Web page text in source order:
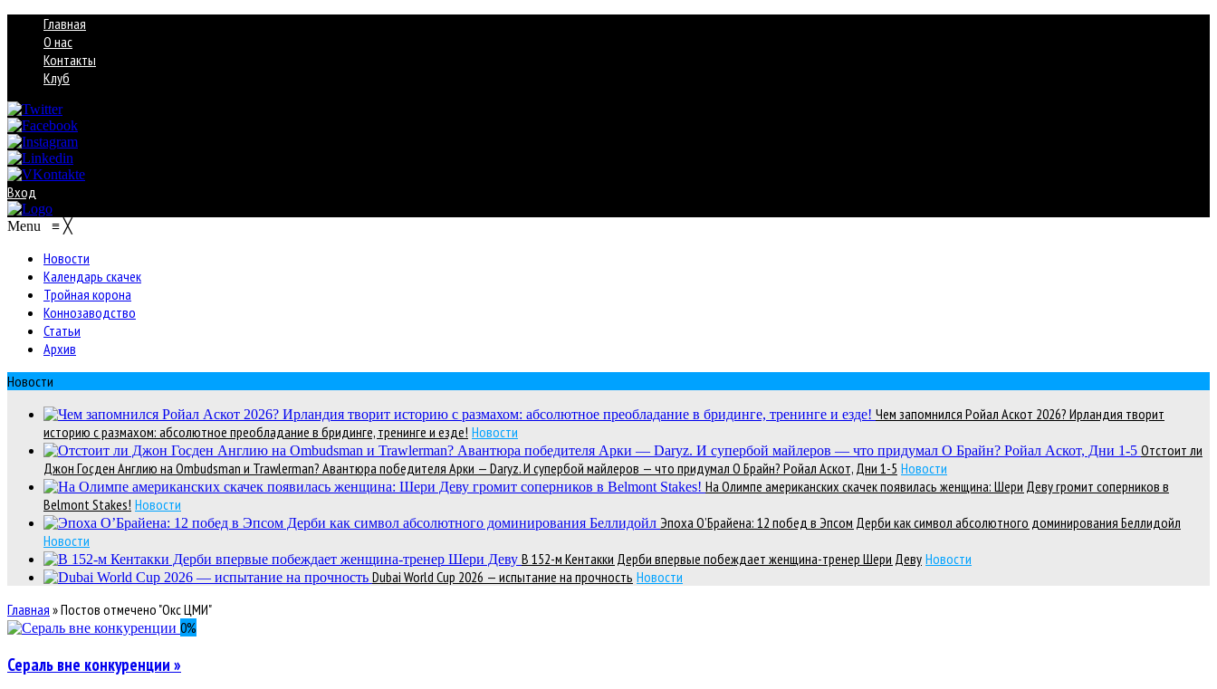
Главная
О нас
Контакты
Клуб
Вход
Menu ≡ ╳
Новости
Календарь скачек
Тройная корона
Коннозаводство
Статьи
Архив
Новости
Чем запомнился Ройал Аскот 2026? Ирландия творит
историю с размахом: абсолютное преобладание в бридинге, тренинге и езде! Новости
Отстоит ли
Джон Госден Англию на Ombudsman и Trawlerman? Авантюра победителя Арки — Daryz. И супербой майлеров — что придумал О Брайн? Ройал Аскот, Дни 1-5 Новости
На Олимпе американских скачек появилась женщина: Шери Деву громит соперников в
Belmont Stakes! Новости
Эпоха О’Брайена: 12 побед в Эпсом Дерби как символ абсолютного доминирования Беллидойл
Новости
В 152-м Кентакки Дерби впервые побеждает женщина-тренер Шери Деву Новости
Dubai World Cup 2026 — испытание на прочность Новости
Главная »Постов отмечено "Окс ЦМИ"
0%
Сераль вне конкуренции »